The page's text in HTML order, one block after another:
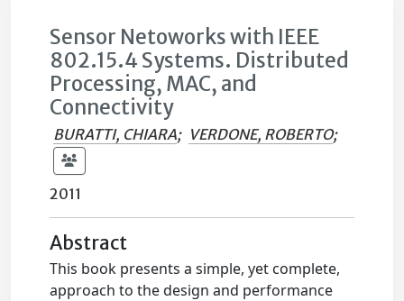
Sensor Netoworks with IEEE
802.15.4 Systems. Distributed
Processing, MAC, and
Connectivity
BURATTI, CHIARA; VERDONE, ROBERTO;
2011
Abstract
This book presents a simple, yet complete,
approach to the design and performance